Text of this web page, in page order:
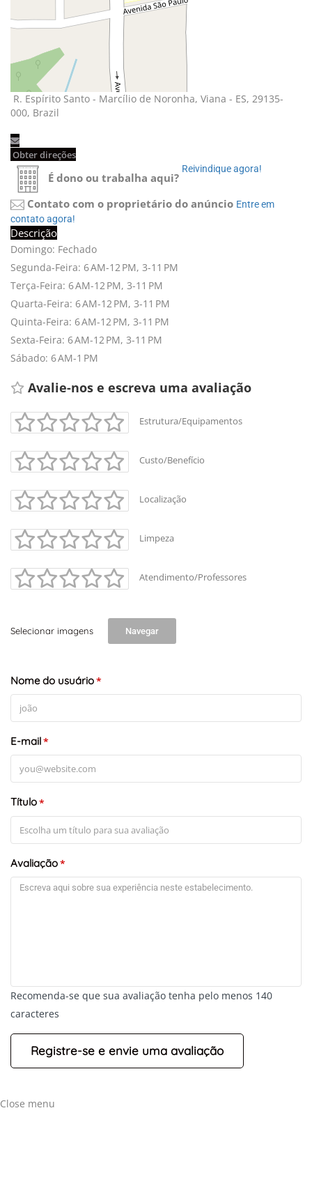
Leaflet
R. Espírito Santo - Marcílio de Noronha, Viana - ES, 29135-
000, Brazil
Obter direções
É dono ou trabalha aqui?
Reivindique agora!
Contato com o proprietário do anúncio Entre em
contato agora!
Descrição
Domingo: Fechado
Segunda-Feira: 6 AM-12 PM, 3-11 PM
Terça-Feira: 6 AM-12 PM, 3-11 PM
Quarta-Feira: 6 AM-12 PM, 3-11 PM
Quinta-Feira: 6 AM-12 PM, 3-11 PM
Sexta-Feira: 6 AM-12 PM, 3-11 PM
Sábado: 6 AM-1 PM
Avalie-nos e escreva uma avaliação
Estrutura/Equipamentos
Custo/Benefício
Localização
Limpeza
Atendimento/Professores
Selecionar imagens Navegar
Nome do usuário*
E-mail*
Título*
Avaliação*
Recomenda-se que sua avaliação tenha pelo menos 140
caracteres
Close menu